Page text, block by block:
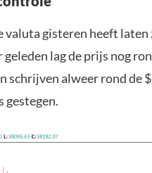
gisteren heeft laten
lag de prijs nog
schrijven alweer rond de
gestegen.